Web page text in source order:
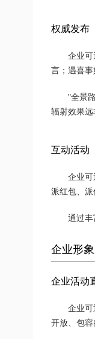
权威发布
企业
言；遇喜事
"全景
辐射效果远
互动活动
企业可
派红包、派
通过丰
企业形
企业活动
企业可
开放、包容